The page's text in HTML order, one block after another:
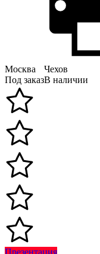
Москва
Под заказ
Чехов
В наличии
Презентация